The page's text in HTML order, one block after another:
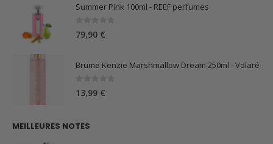
Summer Pink 100ml - REEF perfumes
0sur 5
79,90 €
Brume Kenzie Marshmallow Dream 250ml - Volaré
0 sur 5
13,99 €
MEILLEURES NOTES